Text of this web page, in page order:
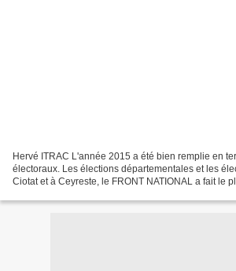
Hervé ITRAC L'année 2015 a été bien remplie en
électoraux. Les élections départementales et les
Ciotat et à Ceyreste, le FRONT NATIONAL a fait le